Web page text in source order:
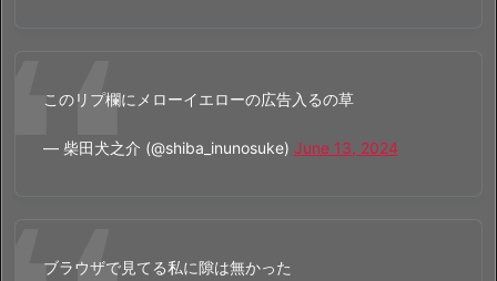
このリプ欄にメローイエローの広告入るの草
— 柴田犬之介 (@shiba_inunosuke) June 13, 2024
ブラウザで見てる私に隙は無かった